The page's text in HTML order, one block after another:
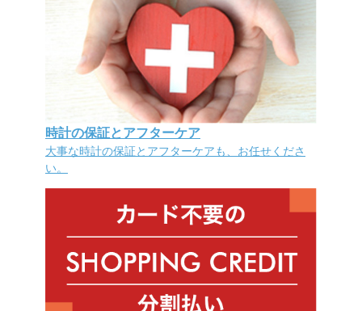
時計の保証とアフターケア
大事な時計の保証とアフターケアも、お任せくださ
い。